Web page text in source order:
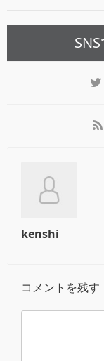
kenshi
コメントを残す